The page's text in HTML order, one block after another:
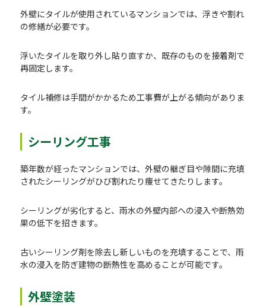
外壁にタイルが使用されているマンションでは、浮きや割れ
の修繕が必要です。
浮いたタイルを取り外し貼り直すか、既存のものを接着剤で
再固定します。
タイル補修は手間がかかるため工事費が上がる傾向がありま
す。
シーリング工事
築年数が経ったマンションでは、外壁の継ぎ目や隙間に充填
されたシーリングがひび割れたり痩せてきたりします。
シーリングが劣化すると、雨水の外壁内部への浸入や断熱効
果の低下を招きます。
古いシーリング剤を除去し新しいものを充填することで、雨
水の浸入を防ぎ建物の断熱性を高めることが可能です。
外壁塗装